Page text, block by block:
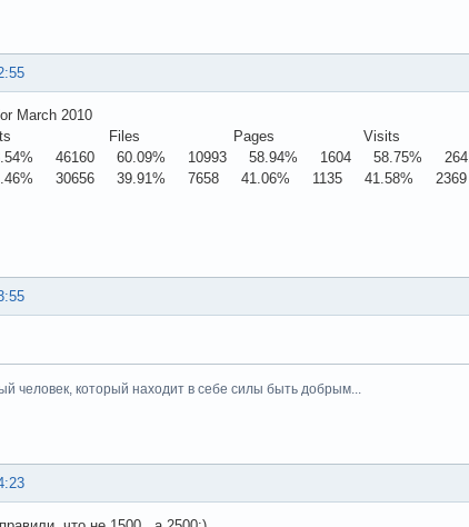
March 2010
Files Pages Visits
46160 60.09% 10993 58.94% 1604 58.75%
30656 39.91% 7658 41.06% 1135 41.58% 2369
человек, который находит в себе силы быть добрым...